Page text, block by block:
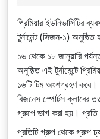
প্রিমিয়ার ইউনিভার্সিটির
টুর্নামেন্ট (সিজন-১) অনুষ্ঠিত
১৬ থেকে ১৮ জানুয়ারি
অনুষ্ঠিত এই টুর্নামেন্টে
১৬টি টিম অংশগ্রহণ করে।
বিজনেস স্পোর্টস ক্লাবের
গ্রুপে ভাগ করা হয়। প্রতি
প্রতিটি গ্রুপ থেকে গ্রুপ